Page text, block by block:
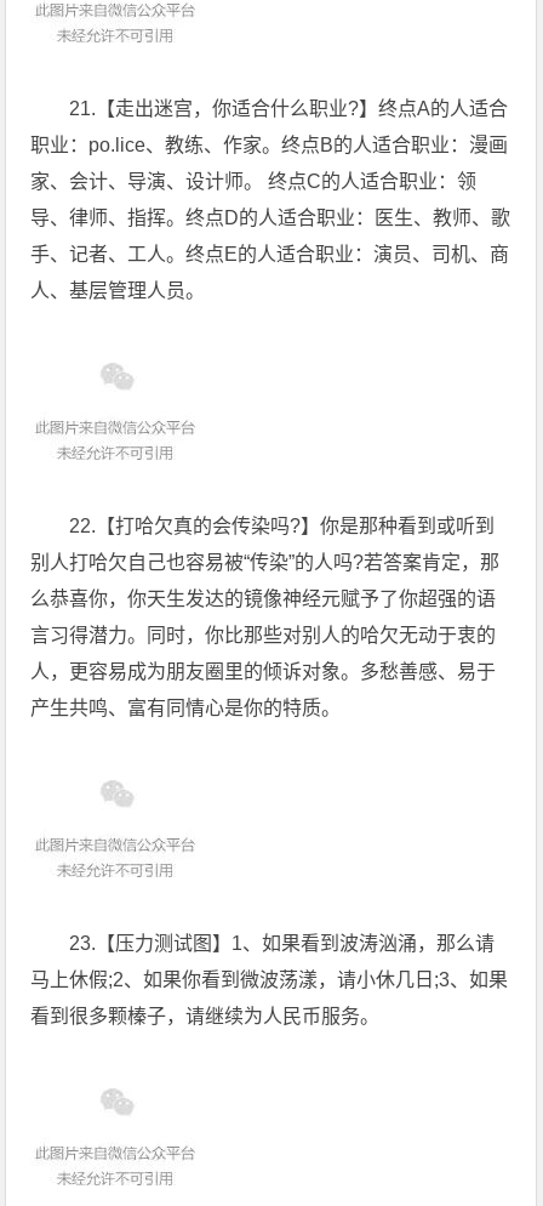
21.【走出迷宫，你适合什么职业?】终点A的人适合
职业：po.lice、教练、作家。终点B的人适合职业：漫画
家、会计、导演、设计师。 终点C的人适合职业：领
导、律师、指挥。终点D的人适合职业：医生、教师、歌
手、记者、工人。终点E的人适合职业：演员、司机、商
人、基层管理人员。
22.【打哈欠真的会传染吗?】你是那种看到或听到
别人打哈欠自己也容易被“传染”的人吗?若答案肯定，那
么恭喜你，你天生发达的镜像神经元赋予了你超强的语
言习得潜力。同时，你比那些对别人的哈欠无动于衷的
人，更容易成为朋友圈里的倾诉对象。多愁善感、易于
产生共鸣、富有同情心是你的特质。
23.【压力测试图】1、如果看到波涛汹涌，那么请
马上休假;2、如果你看到微波荡漾，请小休几日;3、如果
看到很多颗榛子，请继续为人民币服务。